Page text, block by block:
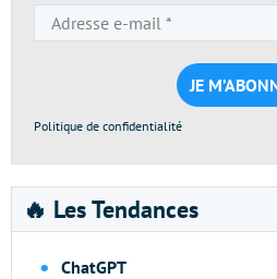
e-
mail
*
Politique de confidentialité
🔥 Les Tendances
ChatGPT